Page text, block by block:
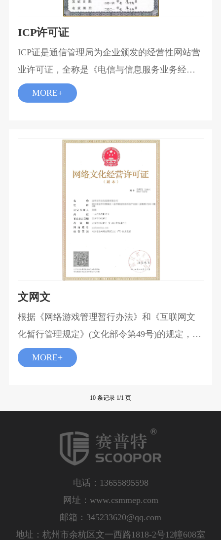
ICP许可证
ICP证是通信管理局为企业颁发的经营性网站营
业许可证，全称是《电信与信息服务业务经营
性许可证》，业务种类是互联网信息服务业
务。
MORE+
文网文
根据《网络游戏管理暂行办法》和《互联网文
化暂行管理规定》(文化部令第49号)的规定，将
文化产品登载 在互联网上，或者通过互联网发
送到计算机、固定电话机、移动电话机、收音
览、阅读、欣赏、点播、使用或者下载的传播
MORE+
10 条记录 1/1 页
电话：13655895598
网址：www.csmmep.com
邮箱： 345233620@qq.com
地址：杭州市余杭区文一西路1818-2号12幢608室